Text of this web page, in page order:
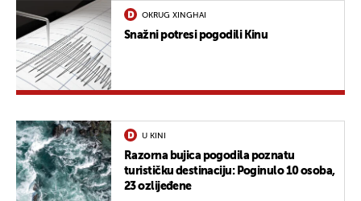
OKRUG XINGHAI
Snažni potresi pogodili Kinu
U KINI
Razorna bujica pogodila poznatu
turističku destinaciju: Poginulo 10 osoba,
23 ozlijeđene